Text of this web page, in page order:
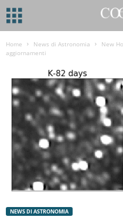
Home News di Astronomia
New
aggiornamenti
NEWS DI ASTRONOMIA